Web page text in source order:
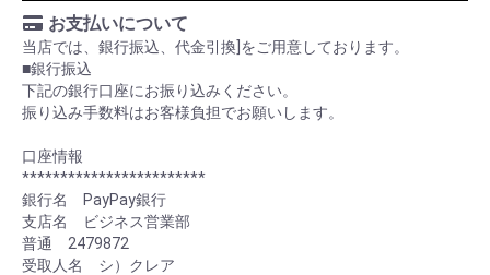
お支払いについて
当店では、銀行振込、代金引換]をご用意しております。
■銀行振込
下記の銀行口座にお振り込みください。
振り込み手数料はお客様負担でお願いします。
口座情報
************************
銀行名 PayPay銀行
支店名 ビジネス営業部
普通 2479872
受取人名 シ）クレア